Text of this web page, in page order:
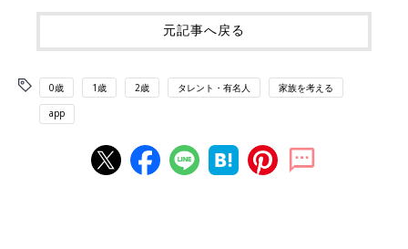
元記事へ戻る
0歳 1歳 2歳 タレント・有名人 家族を考える
app